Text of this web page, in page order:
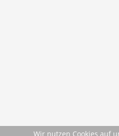
Wir nutzen Cookies auf